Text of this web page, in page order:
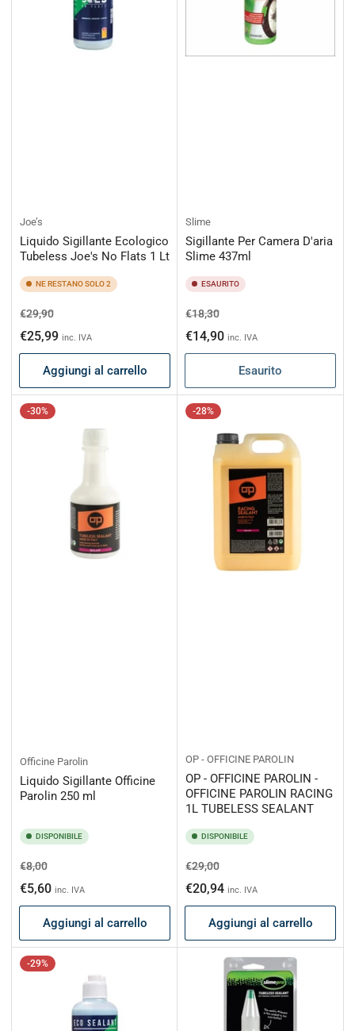
Joe’s
Liquido Sigillante Ecologico
Tubeless Joe's No Flats 1 Lt
NE RESTANO SOLO 2
Prezzo
di
listino
€29,90Prezzo
scontato
€25,99 inc. IVA
Aggiungi al carrello
Slime
Sigillante Per Camera D'aria
Slime 437ml
ESAURITO
Prezzo
di
listino
€18,30Prezzo
scontato
€14,90 inc. IVA
Esaurito
-30%
Officine Parolin
Liquido Sigillante Officine
Parolin 250 ml
DISPONIBILE
Prezzo
di
listino
€8,00Prezzo
scontato
€5,60 inc. IVA
Aggiungi al carrello
-28%
OP - OFFICINE PAROLIN
OP - OFFICINE PAROLIN -
OFFICINE PAROLIN RACING
1L TUBELESS SEALANT
DISPONIBILE
Prezzo
di
listino
€29,00Prezzo
scontato
€20,94 inc. IVA
Aggiungi al carrello
-29%